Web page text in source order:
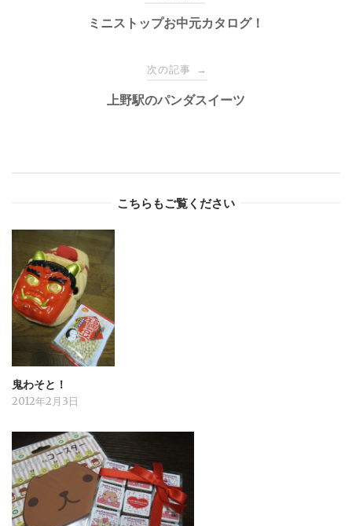
navigationミニストップお中元カタログ！
次の記事 →
上野駅のパンダスイーツ
こちらもご覧ください
鬼わそと！
2012年2月3日